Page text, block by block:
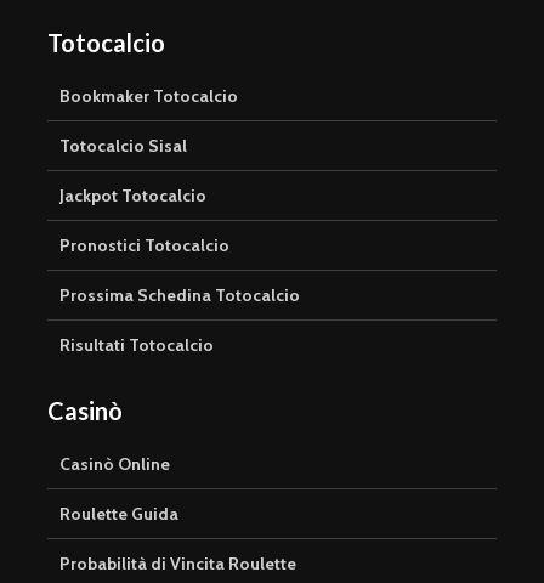
Totocalcio
Bookmaker Totocalcio
Totocalcio Sisal
Jackpot Totocalcio
Pronostici Totocalcio
Prossima Schedina Totocalcio
Risultati Totocalcio
Casinò
Casinò Online
Roulette Guida
Probabilità di Vincita Roulette